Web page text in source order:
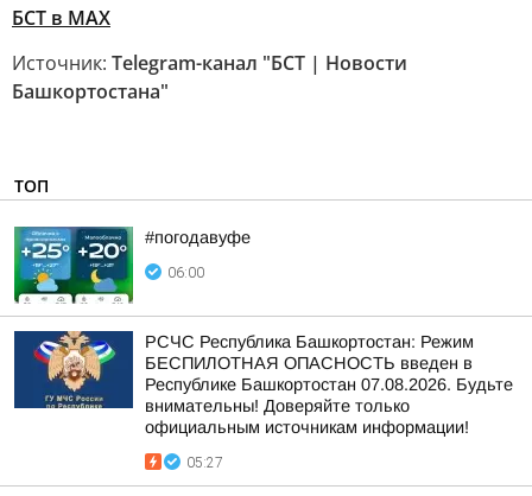
БСТ в МАХ
Источник: Telegram-канал "БСТ | Новости
Башкортостана"
ТОП
#погодавуфе
06:00
РСЧС Республика Башкортостан: Режим
БЕСПИЛОТНАЯ ОПАСНОСТЬ введен в
Республике Башкортостан 07.08.2026. Будьте
внимательны! Доверяйте только
официальным источникам информации!
05:27